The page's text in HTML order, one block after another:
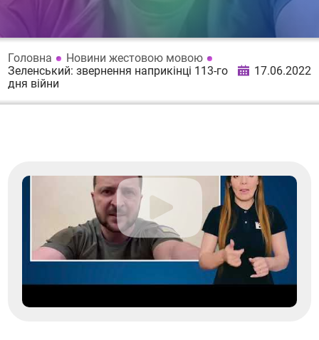
Головна
Новини жестовою мовою
Зеленський: звернення наприкінці 113-го
дня війни
17.06.2022